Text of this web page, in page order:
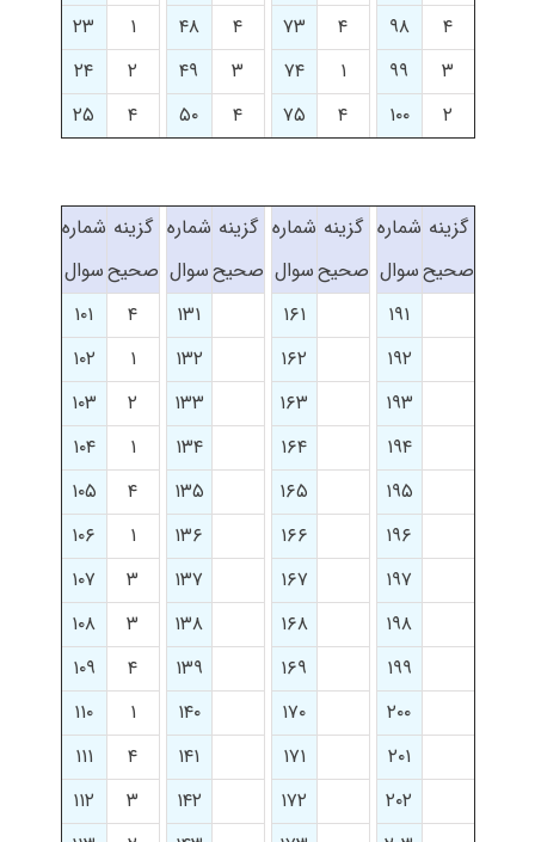
۴
۹۸ ۴ ۷۳ ۴ ۴۸ ۱
۲۳
۳
۹۹ ۱ ۷۴ ۳ ۴۹ ۲
۲۴
۲
۱۰۰ ۴ ۷۵ ۴ ۵۰ ۴ ۲۵
گزینه
صحیح
شماره
سوال
گزینه
صحیح
شماره
سوال
گزینه
صحیح
شماره
سوال
گزینه
صحیح
شماره
سوال
۱۹۱
۱۶۱ ۱۳۱ ۴
۱۰۱
۱۹۲
۱۶۲ ۱۳۲ ۱
۱۰۲
۱۹۳
۱۶۳ ۱۳۳ ۲
۱۰۳
۱۹۴
۱۶۴ ۱۳۴ ۱
۱۰۴
۱۹۵
۱۶۵ ۱۳۵ ۴
۱۰۵
۱۹۶
۱۶۶ ۱۳۶ ۱
۱۰۶
۱۹۷
۱۶۷ ۱۳۷ ۳
۱۰۷
۱۹۸
۱۶۸ ۱۳۸ ۳
۱۰۸
۱۹۹
۱۶۹ ۱۳۹ ۴
۱۰۹
۲۰۰
۱۷۰ ۱۴۰ ۱
۱۱۰
۲۰۱
۱۷۱ ۱۴۱ ۴
۱۱۱
۲۰۲
۱۷۲ ۱۴۲ ۳
۱۱۲